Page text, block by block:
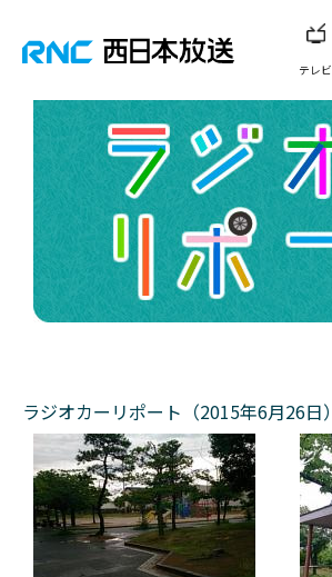
テレビ
ラジオカーリポート（2015年6月26日）